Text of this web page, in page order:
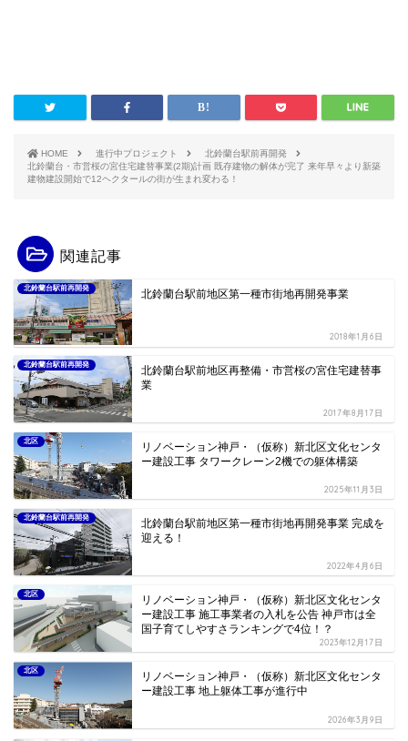
HOME 進行中プロジェクト
北鈴蘭台駅前再開発
北鈴蘭台・市営桜の宮住宅建替事業(2期)計画 既存建物の解体が完了 来年早々より新築
建物建設開始で12ヘクタールの街が生まれ変わる！
関連記事
北鈴蘭台駅前再開発 北鈴蘭台駅前地区第一種市街地再開発事業
2018年1月6日
北鈴蘭台駅前再開発
北鈴蘭台駅前地区再整備・市営桜の宮住宅建替事
業
2017年8月17日
北区
リノベーション神戸・（仮称）新北区文化センタ
ー建設工事 タワークレーン2機での躯体構築
2025年11月3日
北鈴蘭台駅前再開発
北鈴蘭台駅前地区第一種市街地再開発事業 完成を
迎える！
2022年4月6日
北区
リノベーション神戸・（仮称）新北区文化センタ
ー建設工事 施工事業者の入札を公告 神戸市は全
国子育てしやすさランキングで4位！？
2023年12月17日
北区
リノベーション神戸・（仮称）新北区文化センタ
ー建設工事 地上躯体工事が進行中
2026年3月9日